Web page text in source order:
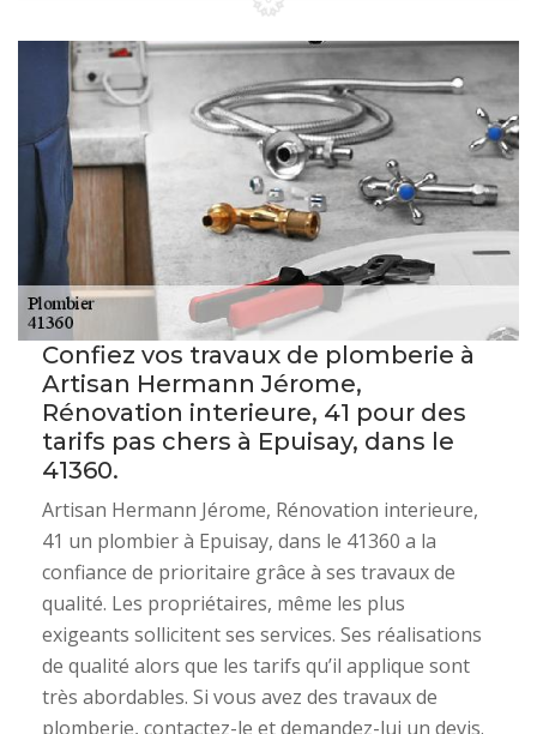
Confiez vos travaux de plomberie à
Artisan Hermann Jérome,
Rénovation interieure, 41 pour des
tarifs pas chers à Epuisay, dans le
41360.
Artisan Hermann Jérome, Rénovation interieure,
41 un plombier à Epuisay, dans le 41360 a la
confiance de prioritaire grâce à ses travaux de
qualité. Les propriétaires, même les plus
exigeants sollicitent ses services. Ses réalisations
de qualité alors que les tarifs qu’il applique sont
très abordables. Si vous avez des travaux de
plomberie, contactez-le et demandez-lui un devis.